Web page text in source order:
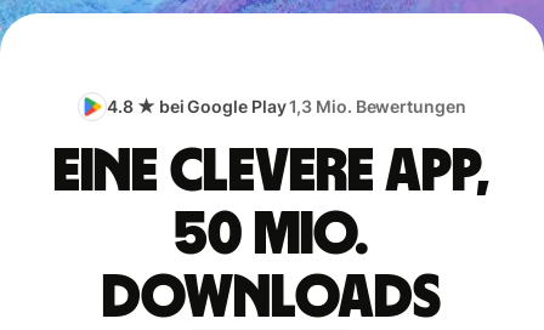
4.8 ★ bei Google Play1,3 Mio. Bewertungen
Eine clevere App,
50 Mio.
Downloads